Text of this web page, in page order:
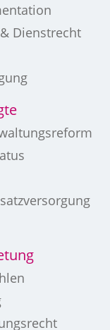
Dienstrecht